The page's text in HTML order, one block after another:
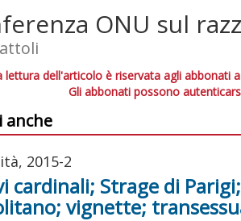
ONU sul
lettura dell'articolo è riservata agli abbonati a
Gli abbonati possono
anche
2015-2
cardinali; Strage di
vignette;